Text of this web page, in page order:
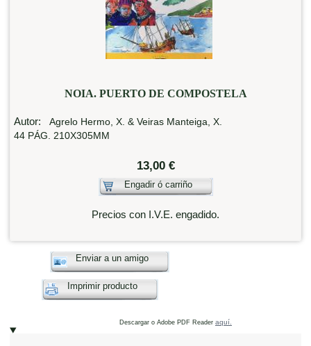
NOIA. PUERTO DE COMPOSTELA
Autor: Agrelo Hermo, X. & Veiras Manteiga, X.
44 PÁG. 210X305MM
13,00 €
Engadir ó carriño
Precios con I.V.E. engadido.
Enviar a un amigo
Imprimir producto
Descargar o Adobe PDF Reader aquí.